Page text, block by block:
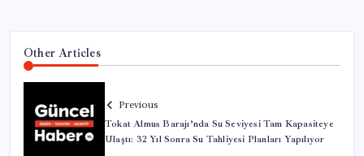
Other Articles
Previous
Tokat Almus Barajı’nda Su Seviyesi Tam Kapasiteye
Ulaştı: 32 Yıl Sonra Su Tahliyesi Planları Yapılıyor